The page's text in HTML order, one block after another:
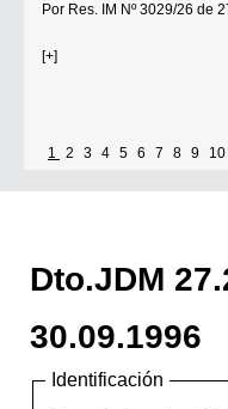
Por Res. IM Nº 3029/26 de
[+]
1 2 3 4 5 6 7 8 9 10
Dto.JDM
30.09.1996
Identificación